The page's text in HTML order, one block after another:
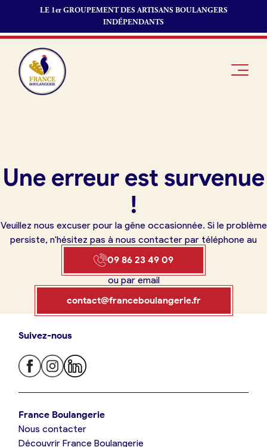
LE 1er GROUPEMENT DES ARTISANS BOULANGERS
INDÉPENDANTS
Je trouve ma boulangerie
Je suis boulanger
boulanger
Boulangerie
Pourquoi
Je référence
ma
d’emploi
commerce
fournisseur
Une erreur est survenue
!
Veuillez nous excuser pour la gêne occasionnée. Si le problème
persiste, n'hésitez pas à nous contacter par téléphone au
09 86 23 49 09
ou par email
contact@franceboulangerie.fr
Suivez-nous
France Boulangerie
Nous contacter
Découvrir France Boulangerie